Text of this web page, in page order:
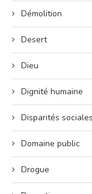
Démolition
Desert
Dieu
Dignité humaine
Disparités sociales
Domaine public
Drogue